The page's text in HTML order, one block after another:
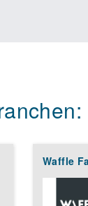
Träume zu
steht.
Waffle